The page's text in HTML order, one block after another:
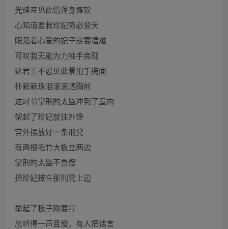
光绪帝见此情浑身瘫软
心知道要救珍妃势必登天
眼见着心爱的妃子就要遭难
可叹我无能为力袖手旁观
这君王不忍见此景用手掩面
扑簌簌珠泪滚滚洒胸前
这时节掌刑的太监冲到了屋内
架起了珍妃就往外馋
宫外摆放好一条刑凳
有两根毛竹大板立两边
掌刑的太监不怠慢
把珍妃按在那刑凳上边
举起了板子刚要打
忽听得一声且慢，有人把话言